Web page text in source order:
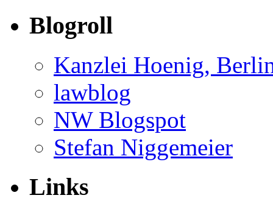
Blogroll
Kanzlei Hoenig,
lawblog
NW Blogspot
Stefan Niggemeier
Links